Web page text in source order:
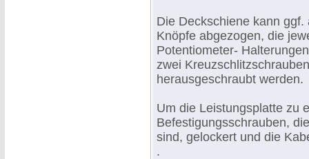
Die Deckschiene kann
Knöpfe abgezogen, die
Potentiometer-
zwei
herausgeschraubt werden.
Um die Leistungsplatte zu
Befestigungsschrauben,
sind, gelockert und die
.